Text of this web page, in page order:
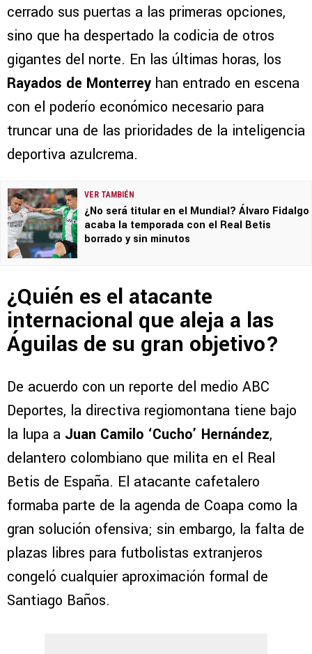
cerrado sus puertas a las primeras opciones,
sino que ha despertado la codicia de otros
gigantes del norte. En las últimas horas, los
Rayados de Monterrey han entrado en escena
con el poderío económico necesario para
truncar una de las prioridades de la inteligencia
deportiva azulcrema.
VER TAMBIÉN
¿No será titular en el Mundial? Álvaro Fidalgo
acaba la temporada con el Real Betis
borrado y sin minutos
¿Quién es el atacante
internacional que aleja a las
Águilas de su gran objetivo?
De acuerdo con un reporte del medio ABC
Deportes, la directiva regiomontana tiene bajo
la lupa a Juan Camilo ‘Cucho’ Hernández,
delantero colombiano que milita en el Real
Betis de España. El atacante cafetalero
formaba parte de la agenda de Coapa como la
gran solución ofensiva; sin embargo, la falta de
plazas libres para futbolistas extranjeros
congeló cualquier aproximación formal de
Santiago Baños.